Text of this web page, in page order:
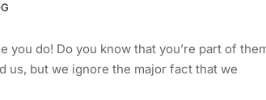
you do! Do you know that you’re part of
us, but we ignore the major fact that we